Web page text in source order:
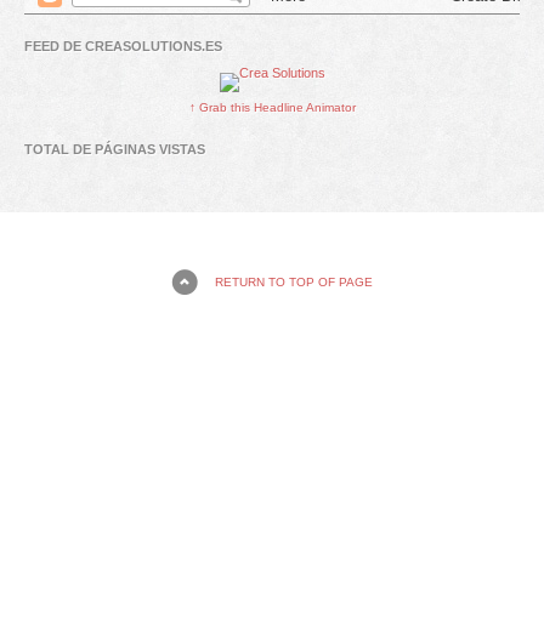
FEED DE CREASOLUTIONS.ES
↑ Grab this Headline Animator
TOTAL DE PÁGINAS VISTAS
RETURN TO TOP OF PAGE